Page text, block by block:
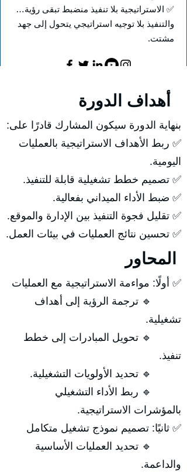
✅ الاستراتيجية بلا تنفيذ منضبط تبقى رؤية…
والتنفيذ بلا توجيه استراتيجي يتحول إلى جهد
مشتت.
بنهاية الدورة سيكون المشارك قادرًا على:
✅ ربط الأهداف الاستراتيجية بالعمليات
اليومية.
✅ تصميم خطط تشغيلية قابلة للتنفيذ.
✅ ضبط الأداء الميداني بفعالية.
✅ تقليل فجوة التنفيذ بين الإدارة والموقع.
✅ تحسين نتائج العمليات في بيئات العمل.
✅ أولًا: مواءمة الاستراتيجية مع العمليات
🔹 ترجمة الرؤية إلى أهداف
تشغيلية.
🔹 تحويل المبادرات إلى خطط
تنفيذ.
🔹 تحديد الأولويات التشغيلية.
🔹 ربط الأداء التشغيلي
بالمؤشرات الاستراتيجية.
✅ ثانيًا: تصميم نموذج تشغيل متكامل
🔹 تحديد العمليات الأساسية
والداعمة.